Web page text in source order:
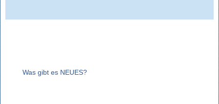
Was gibt es NEUES?